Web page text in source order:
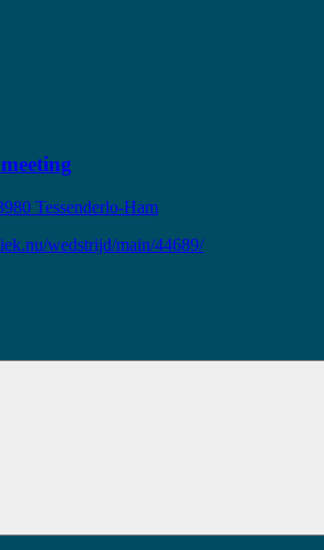
Tessenderlo-Ham
wedstrijd/main/44689/